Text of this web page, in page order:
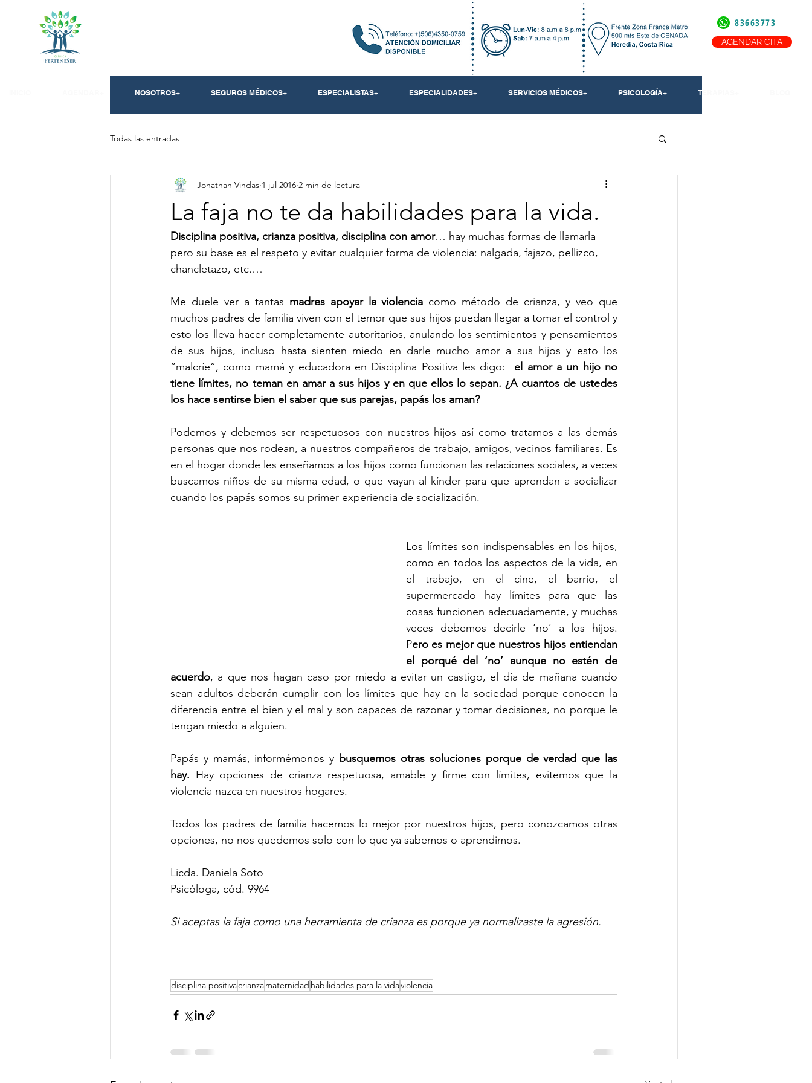
83663773
AGENDAR CITA
NOSOTROS+ SEGUROS MÉDICOS+ ESPECIALISTAS+ ESPECIALIDADES+ SERVICIOS MÉDICOS+ PSICOLOGÍA+ TERAPIAS+
Todas las entradas
La faja no te da habilidades para la vida.
Jonathan Vindas 1 jul 2016 2 min de lectura
Disciplina positiva, crianza positiva, disciplina con amor… hay muchas formas de llamarla
pero su base es el respeto y evitar cualquier forma de violencia: nalgada, fajazo, pellizco,
chancletazo, etc.…
Me duele ver a tantas madres apoyar la violencia como método de crianza, y veo que
muchos padres de familia viven con el temor que sus hijos puedan llegar a tomar el control y
esto los lleva hacer completamente autoritarios, anulando los sentimientos y pensamientos
de sus hijos, incluso hasta sienten miedo en darle mucho amor a sus hijos y esto los
“malcríe”, como mamá y educadora en Disciplina Positiva les digo: el amor a un hijo no
tiene límites, no teman en amar a sus hijos y en que ellos lo sepan. ¿A cuantos de ustedes
los hace sentirse bien el saber que sus parejas, papás los aman?
Podemos y debemos ser respetuosos con nuestros hijos así como tratamos a las demás
personas que nos rodean, a nuestros compañeros de trabajo, amigos, vecinos familiares. Es
en el hogar donde les enseñamos a los hijos como funcionan las relaciones sociales, a veces
buscamos niños de su misma edad, o que vayan al kínder para que aprendan a socializar
cuando los papás somos su primer experiencia de socialización.
Los límites son indispensables en los hijos,
como en todos los aspectos de la vida, en
el trabajo, en el cine, el barrio, el
supermercado hay límites para que las
cosas funcionen adecuadamente, y muchas
veces debemos decirle ‘no’ a los hijos.
Pero es mejor que nuestros hijos entiendan
el porqué del ‘no’ aunque no estén de
acuerdo, a que nos hagan caso por miedo a evitar un castigo, el día de mañana cuando
sean adultos deberán cumplir con los límites que hay en la sociedad porque conocen la
diferencia entre el bien y el mal y son capaces de razonar y tomar decisiones, no porque le
tengan miedo a alguien.
Papás y mamás, informémonos y busquemos otras soluciones porque de verdad que las
hay. Hay opciones de crianza respetuosa, amable y firme con límites, evitemos que la
violencia nazca en nuestros hogares.
Todos los padres de familia hacemos lo mejor por nuestros hijos, pero conozcamos otras
opciones, no nos quedemos solo con lo que ya sabemos o aprendimos.
Licda. Daniela Soto
Psicóloga, cód. 9964
Si aceptas la faja como una herramienta de crianza es porque ya normalizaste la agresión.
disciplina positivacrianzamaternidad habilidades para la vidaviolencia